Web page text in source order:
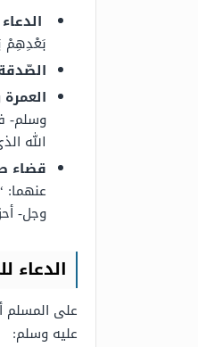
بَعْدِهِمْ
وسلم-
الله
قضاء
عنهما:
وجل-
الدعاء
على المسلم
عليه وسلم: